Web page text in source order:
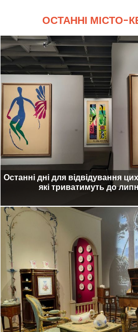
ОСТАННІ МІСТО-
Останні дні для відвідування
які триватимуть до